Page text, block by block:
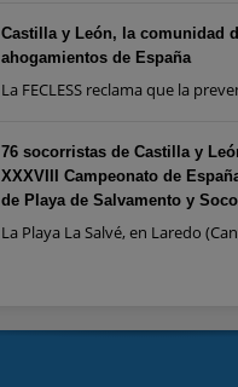
Castilla y León, la comunidad
ahogamientos de España
La FECLESS reclama que la
76 socorristas de Castilla y
XXXVIII Campeonato de
de Playa de Salvamento y
La Playa La Salvé, en Laredo